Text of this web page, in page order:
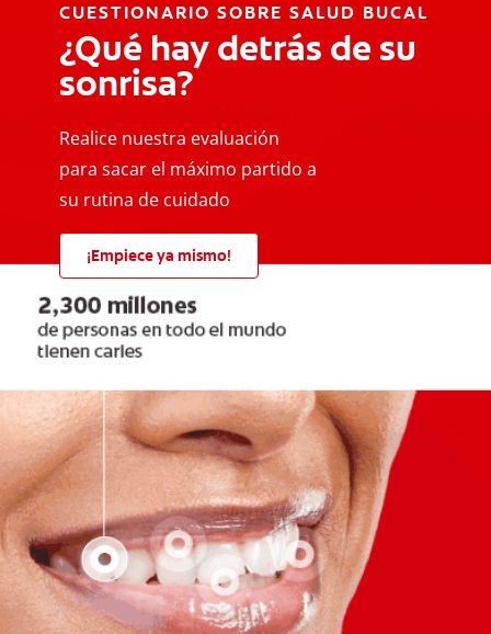
CUESTIONARIO SOBRE SALUD BUCAL
¿Qué hay detrás de su
sonrisa?
Realice nuestra evaluación
para sacar el máximo partido a
su rutina de cuidado
¡Empiece ya mismo!